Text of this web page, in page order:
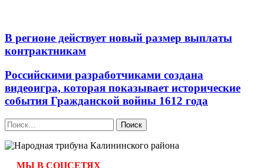
В регионе действует новый размер выплаты
контрактникам
Российскими разработчиками создана
видеоигра, которая показывает исторические
события Гражданской войны 1612 года
Найти:
МЫ В СОЦСЕТЯХ